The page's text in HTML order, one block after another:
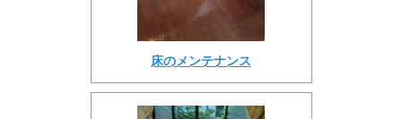
床のメンテナンス